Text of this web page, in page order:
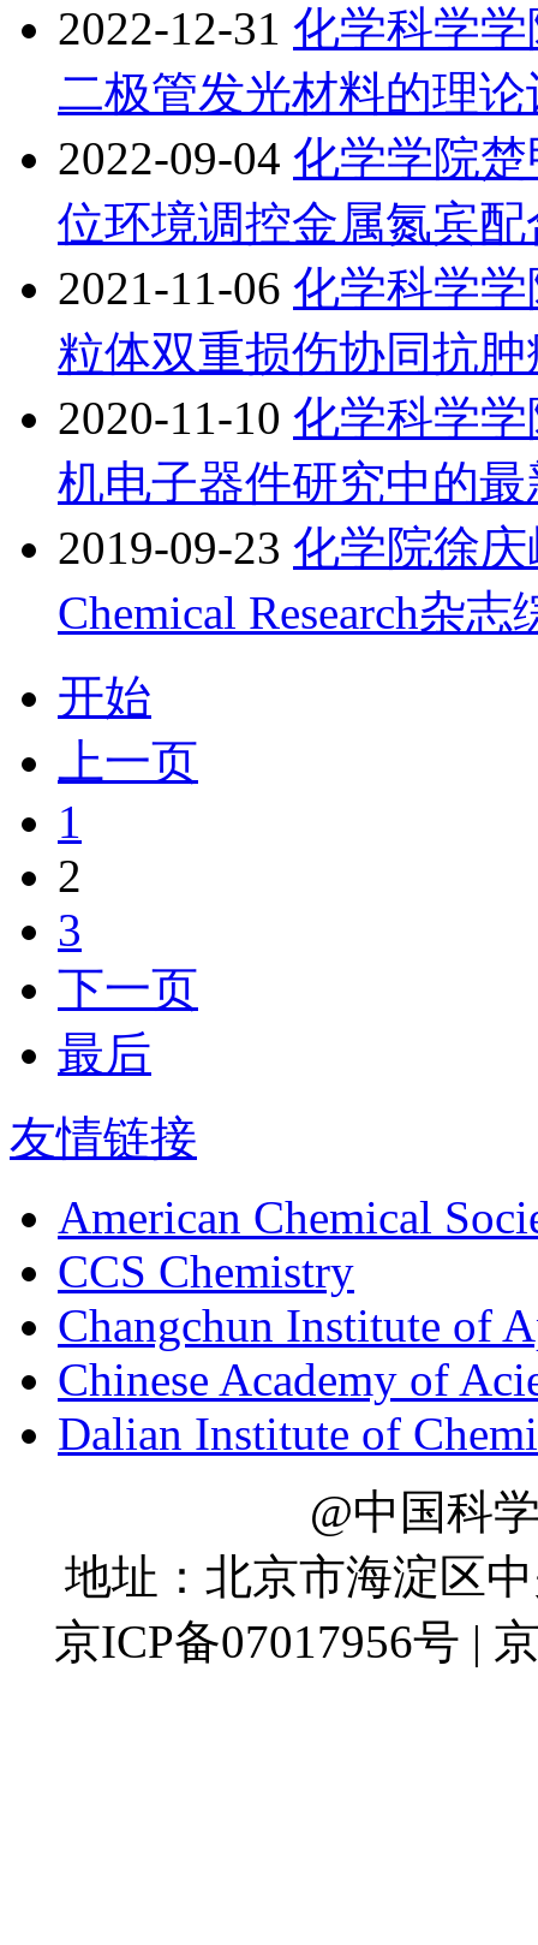
2022-12-31 化学科学
二极管发光材料的理
2022-09-04 化学学院
位环境调控金属氮宾
2021-11-06 化学科学
粒体双重损伤协同抗
2020-11-10 化学科学
机电子器件研究中的
2019-09-23 化学院徐庆
Chemical Research杂
开始
上一页
1
2
3
下一页
最后
友情链接
American Chemical
CCS Chemistry
Changchun Institute of
Chinese Academy of
Dalian Institute of
@中国科
地址：北京市海淀区
京ICP备07017956号 |